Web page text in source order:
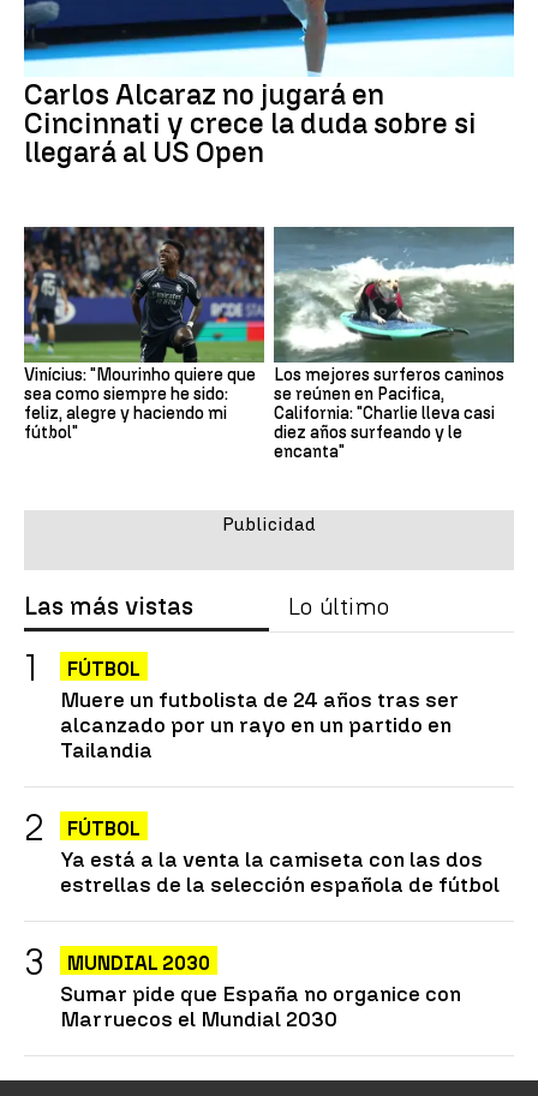
Carlos Alcaraz no jugará en
Cincinnati y crece la duda sobre si
llegará al US Open
Vinícius: "Mourinho quiere que
sea como siempre he sido:
feliz, alegre y haciendo mi
fútbol"
Los mejores surferos caninos
se reúnen en Pacifica,
California: "Charlie lleva casi
diez años surfeando y le
encanta"
Las más vistas Lo último
FÚTBOL
Muere un futbolista de 24 años tras ser
alcanzado por un rayo en un partido en
Tailandia
FÚTBOL
Ya está a la venta la camiseta con las dos
estrellas de la selección española de fútbol
MUNDIAL 2030
Sumar pide que España no organice con
Marruecos el Mundial 2030